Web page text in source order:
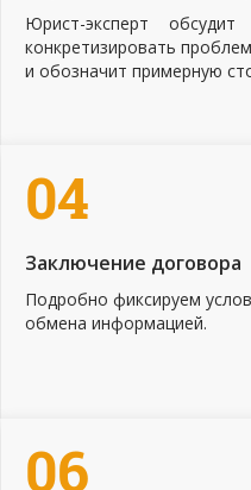
Юрист-эксперт
конкретизировать
и обозначит примерную
04
Заключение договора
Подробно фиксируем
обмена информацией.
06